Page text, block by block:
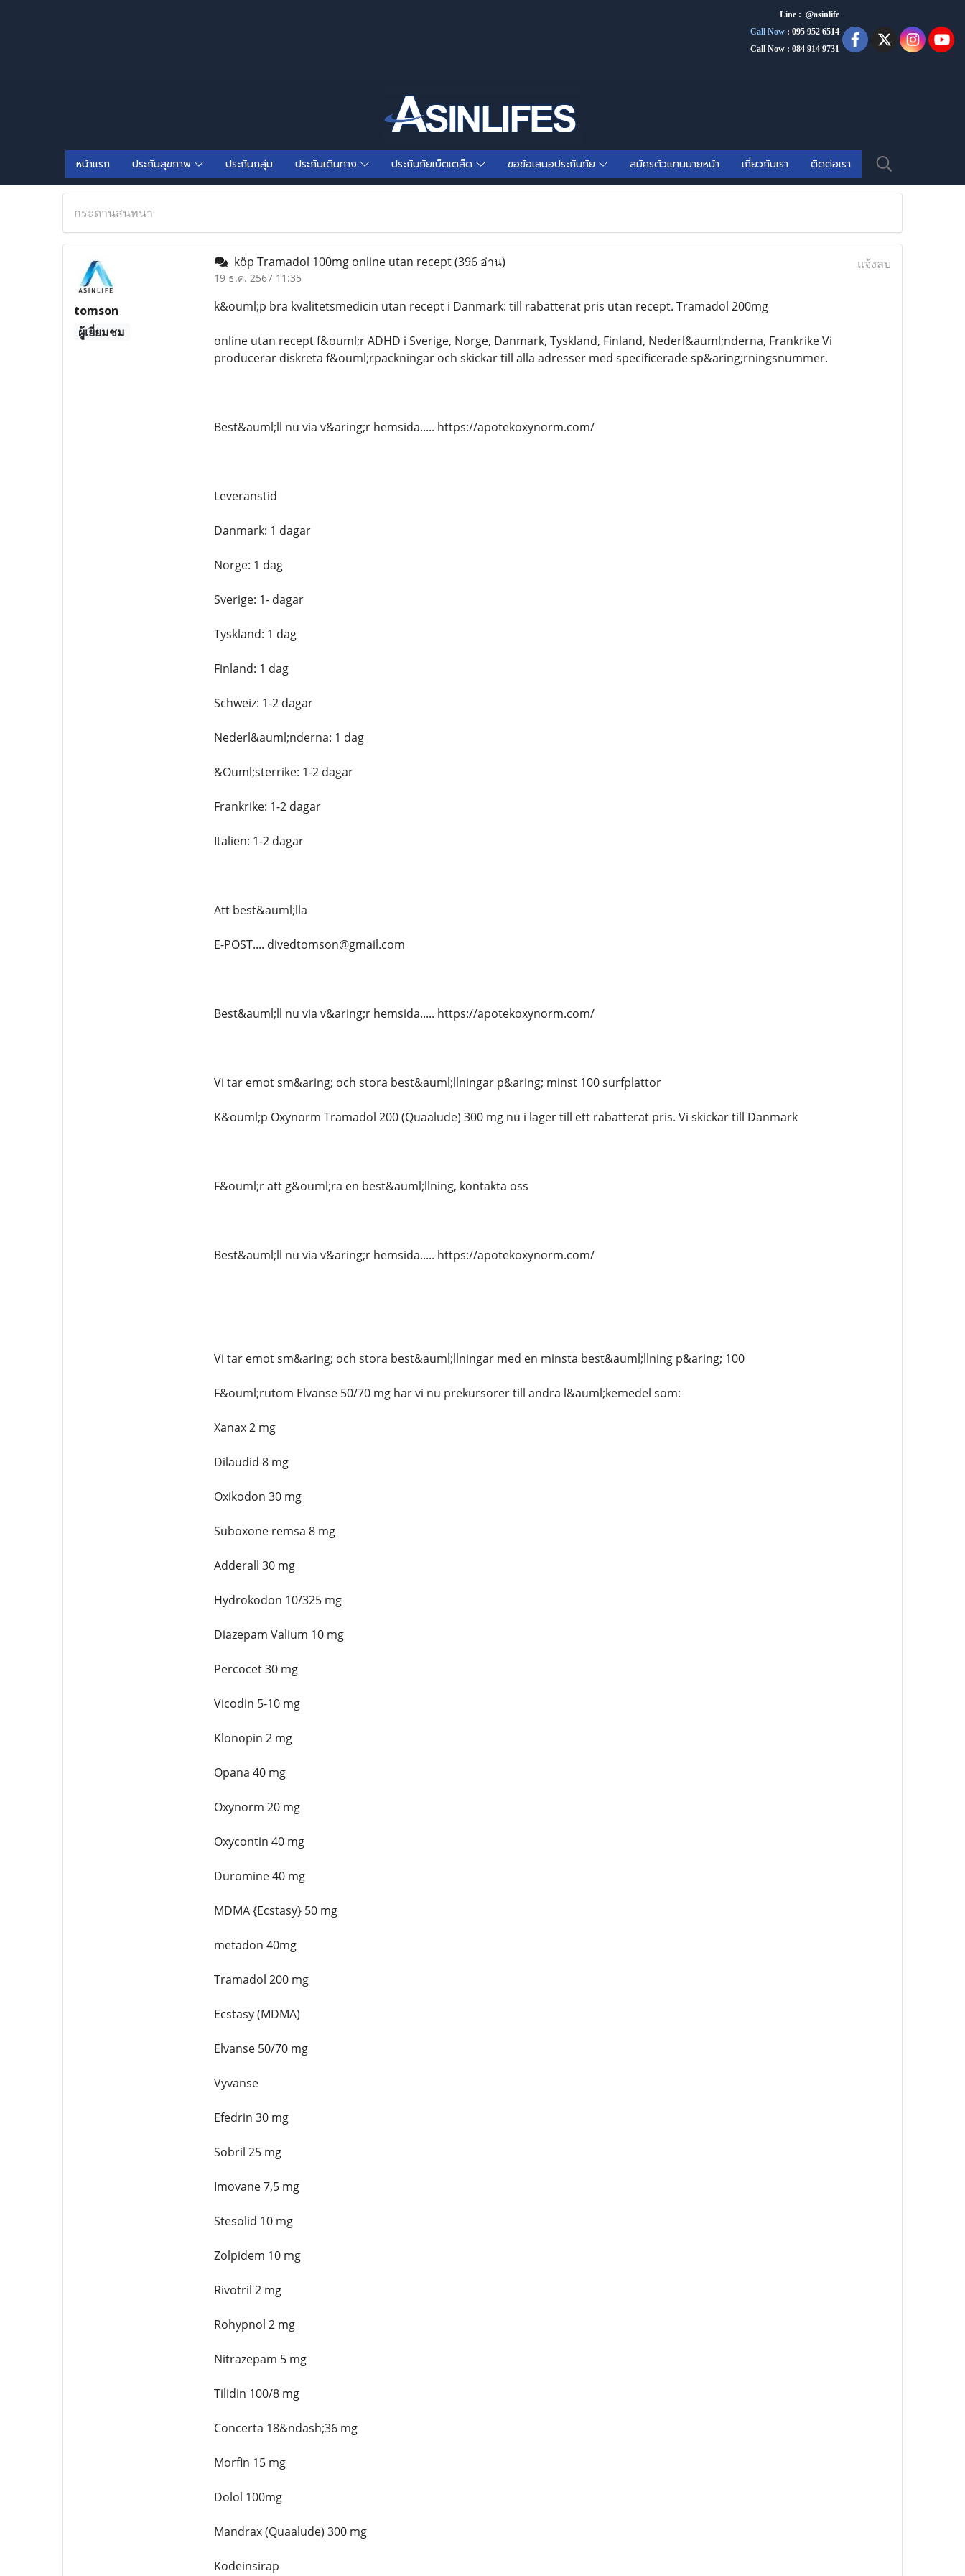
Line : @asinlife
Call Now : 095 952 6514
Call Now : 084 914 9731
หน้าแรก ประกันสุขภาพ ประกันกลุ่ม ประกันเดินทาง ประกันภัยเบ็ตเตล็ด ขอข้อเสนอประกันภัย สมัครตัวแทนนายหน้า เกี่ยวกับเรา ติดต่อเรา
กระดานสนทนา
tomson
ผู้เยี่ยมชม
köp Tramadol 100mg online utan recept(396 อ่าน)
19 ธ.ค. 2567 11:35
แจ้งลบ
k&ouml;p bra kvalitetsmedicin utan recept i Danmark: till rabatterat pris utan recept. Tramadol 200mg
online utan recept f&ouml;r ADHD i Sverige, Norge, Danmark, Tyskland, Finland, Nederl&auml;nderna, Frankrike Vi
producerar diskreta f&ouml;rpackningar och skickar till alla adresser med specificerade sp&aring;rningsnummer.
Best&auml;ll nu via v&aring;r hemsida..... https://apotekoxynorm.com/
Leveranstid
Danmark: 1 dagar
Norge: 1 dag
Sverige: 1- dagar
Tyskland: 1 dag
Finland: 1 dag
Schweiz: 1-2 dagar
Nederl&auml;nderna: 1 dag
&Ouml;sterrike: 1-2 dagar
Frankrike: 1-2 dagar
Italien: 1-2 dagar
Att best&auml;lla
E-POST.... divedtomson@gmail.com
Best&auml;ll nu via v&aring;r hemsida..... https://apotekoxynorm.com/
Vi tar emot sm&aring; och stora best&auml;llningar p&aring; minst 100 surfplattor
K&ouml;p Oxynorm Tramadol 200 (Quaalude) 300 mg nu i lager till ett rabatterat pris. Vi skickar till Danmark
F&ouml;r att g&ouml;ra en best&auml;llning, kontakta oss
Best&auml;ll nu via v&aring;r hemsida..... https://apotekoxynorm.com/
Vi tar emot sm&aring; och stora best&auml;llningar med en minsta best&auml;llning p&aring; 100
F&ouml;rutom Elvanse 50/70 mg har vi nu prekursorer till andra l&auml;kemedel som:
Xanax 2 mg
Dilaudid 8 mg
Oxikodon 30 mg
Suboxone remsa 8 mg
Adderall 30 mg
Hydrokodon 10/325 mg
Diazepam Valium 10 mg
Percocet 30 mg
Vicodin 5-10 mg
Klonopin 2 mg
Opana 40 mg
Oxynorm 20 mg
Oxycontin 40 mg
Duromine 40 mg
MDMA {Ecstasy} 50 mg
metadon 40mg
Tramadol 200 mg
Ecstasy (MDMA)
Elvanse 50/70 mg
Vyvanse
Efedrin 30 mg
Sobril 25 mg
Imovane 7,5 mg
Stesolid 10 mg
Zolpidem 10 mg
Rivotril 2 mg
Rohypnol 2 mg
Nitrazepam 5 mg
Tilidin 100/8 mg
Concerta 18&ndash;36 mg
Morfin 15 mg
Dolol 100mg
Mandrax (Quaalude) 300 mg
Kodeinsirap